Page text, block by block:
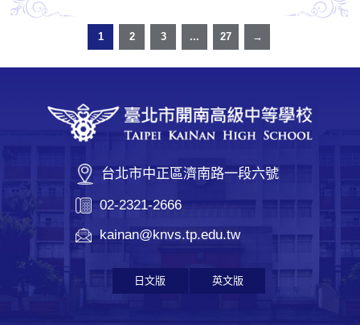
1 2 3 ... 27 →
台北市中正區濟南路一段六號
02-2321-2666
kainan@knvs.tp.edu.tw
日文版 英文版